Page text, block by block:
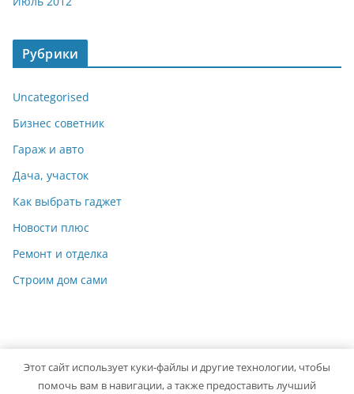
Рубрики
Uncategorised
Бизнес советник
Гараж и авто
Дача, участок
Как выбрать гаджет
Новости плюс
Ремонт и отделка
Строим дом сами
Copyright © 2026 Мастер на Все Руки. Powered byColorMag
Этот сайт использует куки-файлы и другие технологии, чтобы
помочь вам в навигации, а также предоставить лучший